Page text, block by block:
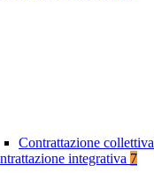
Contrattazione collettiva
integrativa 7